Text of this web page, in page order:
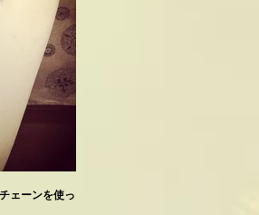
ェーンを使っ